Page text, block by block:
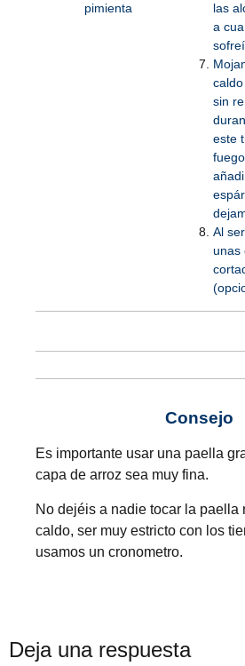
pimienta
las
a
sin
este
Al
unas
Consejo
Es importante usar una paella
capa de arroz sea muy fina.
No dejéis a nadie tocar la paella
caldo, ser muy estricto con los
usamos un cronometro.
Deja una respuesta